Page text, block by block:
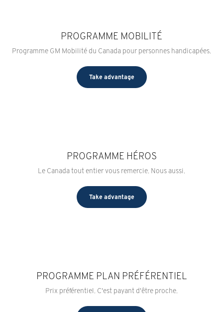
PROGRAMME MOBILITÉ
Programme GM Mobilité du Canada pour personnes handicapées.
Take advantage
PROGRAMME HÉROS
Le Canada tout entier vous remercie. Nous aussi.
Take advantage
PROGRAMME PLAN PRÉFÉRENTIEL
Prix préférentiel. C'est payant d'être proche.